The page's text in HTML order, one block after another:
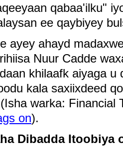
qabaa'ilku"
ee qaybiyey
ayey ahayd
Nuur Cadde
khilaafk aiyaga u
kala saxiixdeed
warka: Financial
on).
Dibadda Itoobiya